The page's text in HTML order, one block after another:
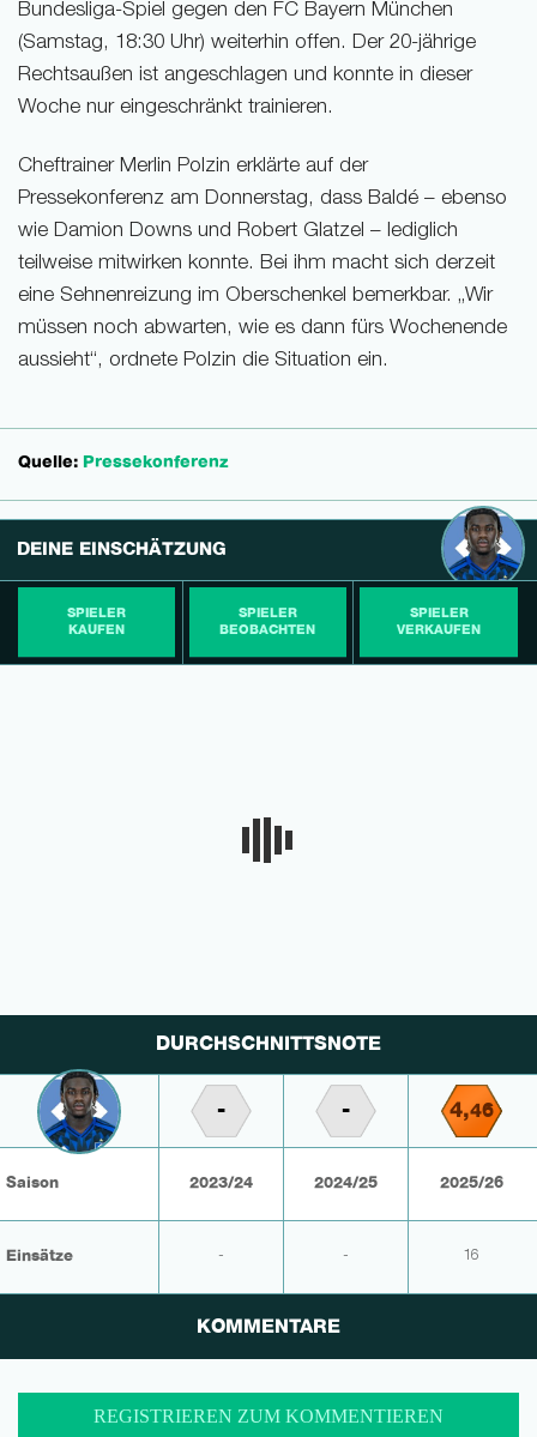
Bundesliga-Spiel gegen den FC Bayern München
(Samstag, 18:30 Uhr) weiterhin offen. Der 20-jährige
Rechtsaußen ist angeschlagen und konnte in dieser
Woche nur eingeschränkt trainieren.
Cheftrainer Merlin Polzin erklärte auf der
Pressekonferenz am Donnerstag, dass Baldé – ebenso
wie Damion Downs und Robert Glatzel – lediglich
teilweise mitwirken konnte. Bei ihm macht sich derzeit
eine Sehnenreizung im Oberschenkel bemerkbar. „Wir
müssen noch abwarten, wie es dann fürs Wochenende
aussieht“, ordnete Polzin die Situation ein.
Quelle: Pressekonferenz
DEINE EINSCHÄTZUNG
SPIELER
KAUFEN
SPIELER
BEOBACHTEN
SPIELER
VERKAUFEN
DURCHSCHNITTSNOTE
- - 4,46
Saison 2023/24 2024/25 2025/26
Einsätze - - 16
KOMMENTARE
REGISTRIEREN ZUM KOMMENTIEREN